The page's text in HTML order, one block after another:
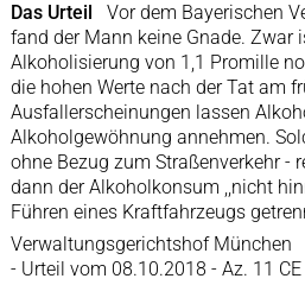
Das Urteil
Vor dem Bayerischen
fand der Mann keine Gnade. Zwar
Alkoholisierung von 1,1 Promille
die hohen Werte nach der Tat am
Ausfallerscheinungen lassen
Alkoholgewöhnung annehmen.
ohne Bezug zum Straßenverkehr -
dann der Alkoholkonsum ,,nicht
Führen eines Kraftfahrzeugs
Verwaltungsgerichtshof München
- Urteil vom 08.10.2018 - Az. 11